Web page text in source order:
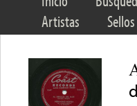
Artistas
Sellos